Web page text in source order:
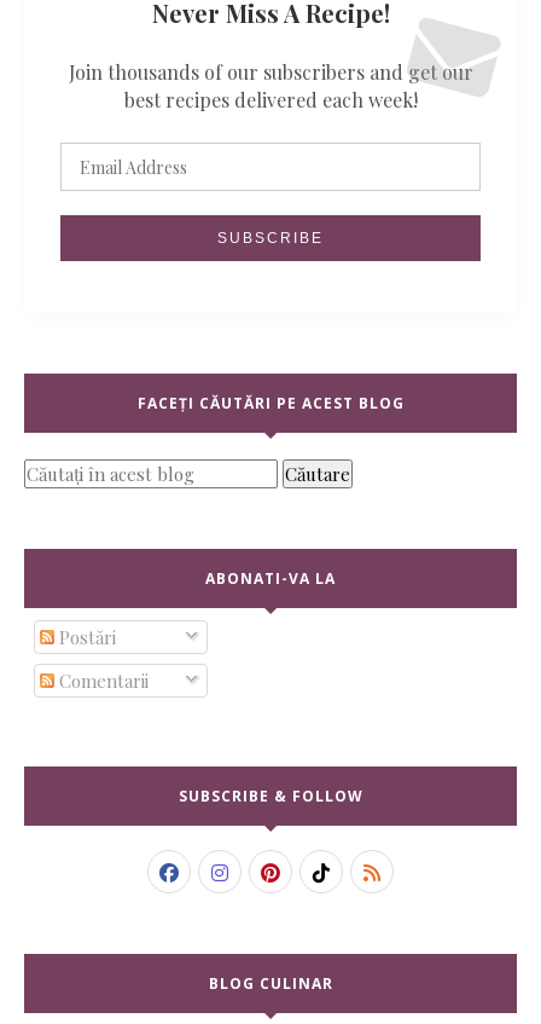
Never Miss A Recipe!
Join thousands of our subscribers and get our
best recipes delivered each week!
FACEȚI CĂUTĂRI PE ACEST BLOG
ABONATI-VA LA
Postări
Comentarii
SUBSCRIBE & FOLLOW
BLOG CULINAR